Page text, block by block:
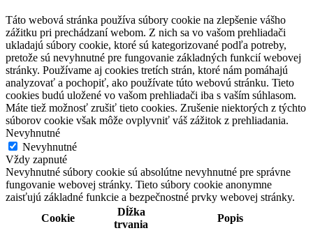
Táto webová stránka používa súbory cookie na zlepšenie vášho
zážitku pri prechádzaní webom. Z nich sa vo vašom prehliadači
ukladajú súbory cookie, ktoré sú kategorizované podľa potreby,
pretože sú nevyhnutné pre fungovanie základných funkcií webovej
stránky. Používame aj cookies tretích strán, ktoré nám pomáhajú
analyzovať a pochopiť, ako používate túto webovú stránku. Tieto
cookies budú uložené vo vašom prehliadači iba s vaším súhlasom.
Máte tiež možnosť zrušiť tieto cookies. Zrušenie niektorých z týchto
súborov cookie však môže ovplyvniť váš zážitok z prehliadania.
Nevyhnutné
Nevyhnutné
Vždy zapnuté
Nevyhnutné súbory cookie sú absolútne nevyhnutné pre správne
fungovanie webovej stránky. Tieto súbory cookie anonymne
zaisťujú základné funkcie a bezpečnostné prvky webovej stránky.
Cookie
Dĺžka
trvania
Popis